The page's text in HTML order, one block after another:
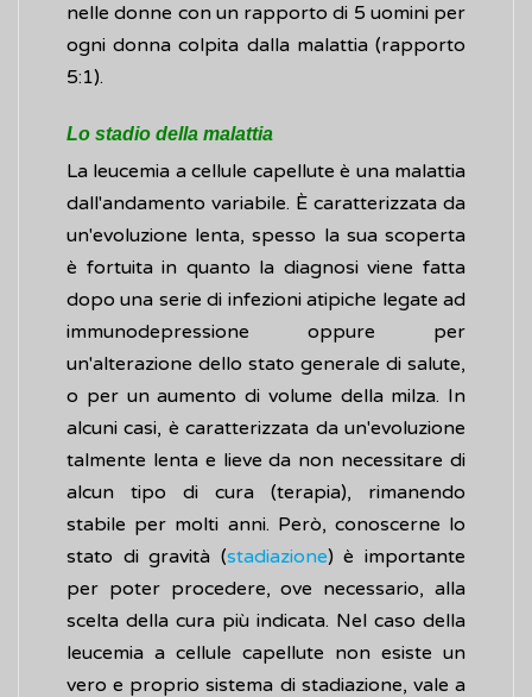
nelle donne con un rapporto di 5 uomini per
ogni donna colpita dalla malattia (rapporto
5:1).
Lo stadio della malattia
La leucemia a cellule capellute è una malattia
dall'andamento variabile. È caratterizzata da
un'evoluzione lenta, spesso la sua scoperta
è fortuita in quanto la diagnosi viene fatta
dopo una serie di infezioni atipiche legate ad
immunodepressione oppure per
un'alterazione dello stato generale di salute,
o per un aumento di volume della milza. In
alcuni casi, è caratterizzata da un'evoluzione
talmente lenta e lieve da non necessitare di
alcun tipo di cura (terapia), rimanendo
stabile per molti anni. Però, conoscerne lo
stato di gravità (stadiazione) è importante
per poter procedere, ove necessario, alla
scelta della cura più indicata. Nel caso della
leucemia a cellule capellute non esiste un
vero e proprio sistema di stadiazione, vale a